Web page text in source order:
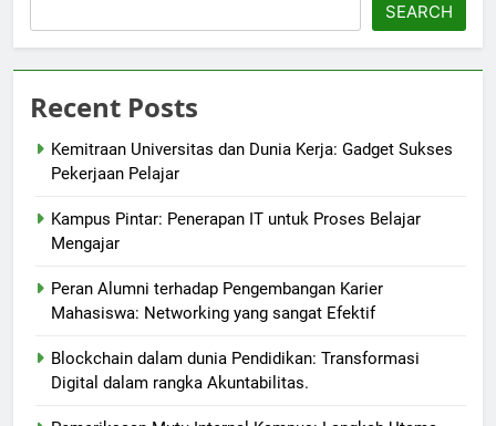
SEARCH
Recent Posts
Kemitraan Universitas dan Dunia Kerja: Gadget Sukses
Pekerjaan Pelajar
Kampus Pintar: Penerapan IT untuk Proses Belajar
Mengajar
Peran Alumni terhadap Pengembangan Karier
Mahasiswa: Networking yang sangat Efektif
Blockchain dalam dunia Pendidikan: Transformasi
Digital dalam rangka Akuntabilitas.